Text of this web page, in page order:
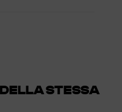
STESSA